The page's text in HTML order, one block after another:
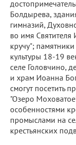
Болдырева,
гимназий,
во имя
кручу";
культуры 18-19
селе Головчино,
и храм Иоанна
смогут посетить
"Озеро
особенностями
промыслами на
крестьянских